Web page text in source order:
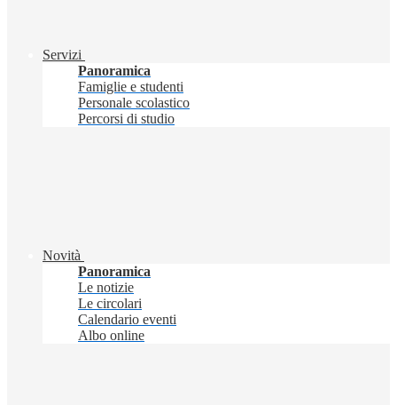
Servizi
Panoramica
Famiglie e studenti
Personale scolastico
Percorsi di studio
Novità
Panoramica
Le notizie
Le circolari
Calendario eventi
Albo online